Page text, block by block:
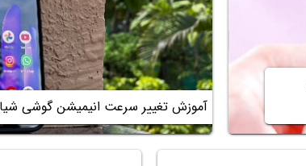
آموزش تغییر سرعت انیمیشن گوشی